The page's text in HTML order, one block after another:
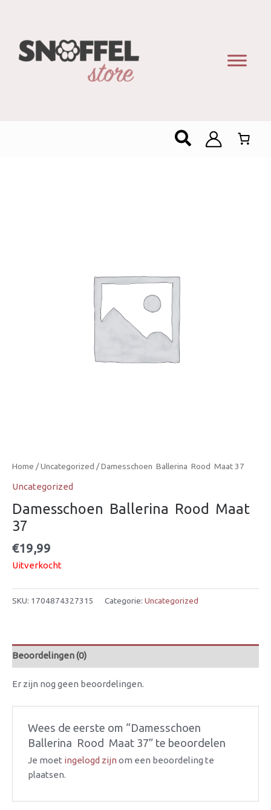
Zoeken
Home /Uncategorized / Damesschoen  Ballerina  Rood  Maat 37
Uncategorized
Damesschoen  Ballerina  Rood  Maat
37
€19,99
Uitverkocht
SKU: 1704874327315 Categorie: Uncategorized
Beoordelingen (0)
Er zijn nog geen beoordelingen.
Wees de eerste om “Damesschoen 
Ballerina  Rood  Maat 37” te beoordelen
Je moet ingelogd zijn om een beoordeling te
plaatsen.